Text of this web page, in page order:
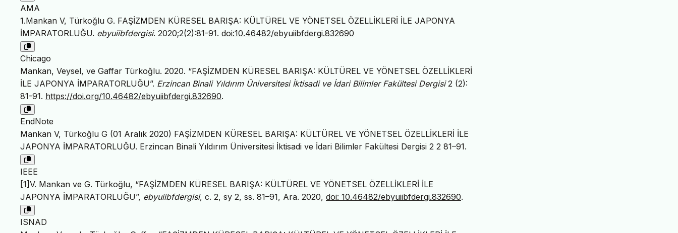
AMA
1.Mankan V, Türkoğlu G. FAŞİZMDEN KÜRESEL BARIŞA: KÜLTÜREL VE YÖNETSEL ÖZELLİKLERİ İLE JAPONYA
İMPARATORLUĞU. ebyuiibfdergisi. 2020;2(2):81-91. doi:10.46482/ebyuiibfdergi.832690
Chicago
Mankan, Veysel, ve Gaffar Türkoğlu. 2020. “FAŞİZMDEN KÜRESEL BARIŞA: KÜLTÜREL VE YÖNETSEL ÖZELLİKLERİ
İLE JAPONYA İMPARATORLUĞU”. Erzincan Binali Yıldırım Üniversitesi İktisadi ve İdari Bilimler Fakültesi Dergisi2 (2):
81-91. https://doi.org/10.46482/ebyuiibfdergi.832690.
EndNote
Mankan V, Türkoğlu G (01 Aralık 2020) FAŞİZMDEN KÜRESEL BARIŞA: KÜLTÜREL VE YÖNETSEL ÖZELLİKLERİ İLE
JAPONYA İMPARATORLUĞU. Erzincan Binali Yıldırım Üniversitesi İktisadi ve İdari Bilimler Fakültesi Dergisi 2 2 81–91.
IEEE
[1]V. Mankan ve G. Türkoğlu, “FAŞİZMDEN KÜRESEL BARIŞA: KÜLTÜREL VE YÖNETSEL ÖZELLİKLERİ İLE
JAPONYA İMPARATORLUĞU”, ebyuiibfdergisi, c. 2, sy 2, ss. 81–91, Ara. 2020, doi: 10.46482/ebyuiibfdergi.832690.
ISNAD